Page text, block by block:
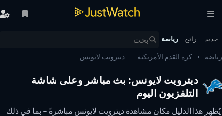
رائج رياضة
كرة القدم الأمريكية ديترويت لايونس
ديترويت لايونس: بث مباشر وعلى شاشة
التلفزيون اليوم
يُظهر هذا الدليل مكان مشاهدة ديترويت لايونس مباشرةً – بما في ذلك